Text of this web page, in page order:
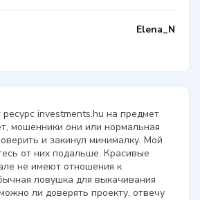
Elena_N
ресурс investments.hu на предмет
мошенники они или нормальная
и закинул минималку. Мой
от них подальше. Красивые
не имеют отношения к
ловушка для выкачивания
ли доверять проекту, отвечу